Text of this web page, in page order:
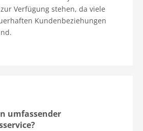
Verfügung stehen, da viele
Kundenbeziehungen
umfassender